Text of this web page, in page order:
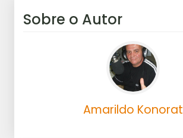
Sobre o Autor
Amarildo Konorat